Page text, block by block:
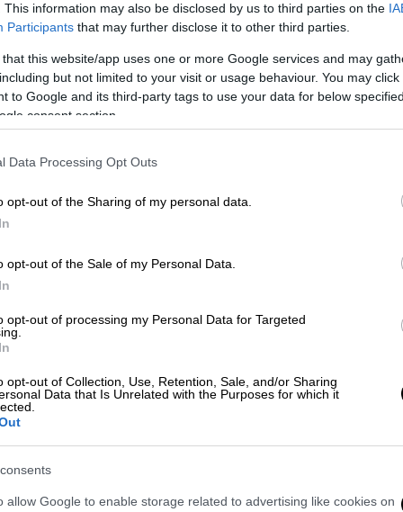
This information may also be disclosed by us to third parties on the
Participants that may further disclose it to other third parties.
that this website/app uses one or more Google services and may
but not limited to your visit or usage behaviour. You may
to Google and its third-party tags to use your data for below
consent section.
Data Processing Opt Outs
opt-out of the Sharing of my personal data.
opt-out of the Sale of my Personal Data.
opt-out of processing my Personal Data for Targeted
opt-out of Collection, Use, Retention, Sale, and/or Sharing
Data that Is Unrelated with the Purposes for which it
allow Google to enable storage related to advertising like cookies on
και οι εξ ανατολών προκλήσεις
να δούμεκαι
πέρα από το δίπολο
Το ότι η επιλογή του μονόπαντου
αποτύχει είναι πια σαφές από τη
.
όρους «ίσων αποστάσεων
μας δεν είναι στο ΝΑΤΟ; Το εάν
στρατηγική
που αλλάζει, αυτό ας το απαντήσουν
το αναζητεί. Ηστρατιωτική
να θεωρείται δεδομένη και εκ των
επάρκεια. Ακόμη και αυτά,
όπως είναι η στρατιωτική
«παιχνίδια πολέμου» των
είναι μόνο τα ποια θα ήταν η έκβαση μιας
σύρραξης. Ο κίνδυνος να χάσουμε
ούτε μια «τουφεκιά» θα πρέπει